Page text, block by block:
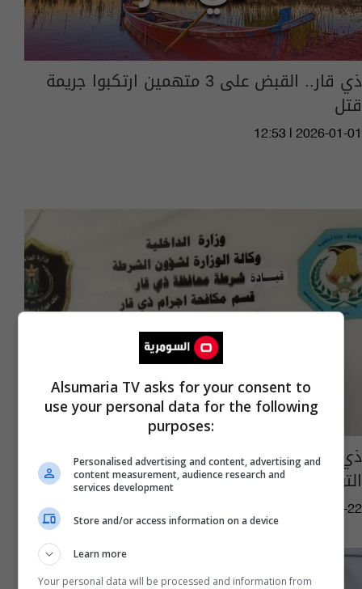
ذي قار.. القبض على 3 متهمين ارتكبوا جريمة
قتل
12:53 | 2026-01-01
ذي قار.. الإطاحة بمتهم يستخدم شبكات
التواصل الاجتماعي بعمليات التسليب
12:13 | 2023-12-22
Alsumaria TV asks for your consent to
use your personal data for the following
purposes:
Personalised advertising and content, advertising and
content measurement, audience research and
services development
Store and/or access information on a device
Learn more
Your personal data will be processed and information from